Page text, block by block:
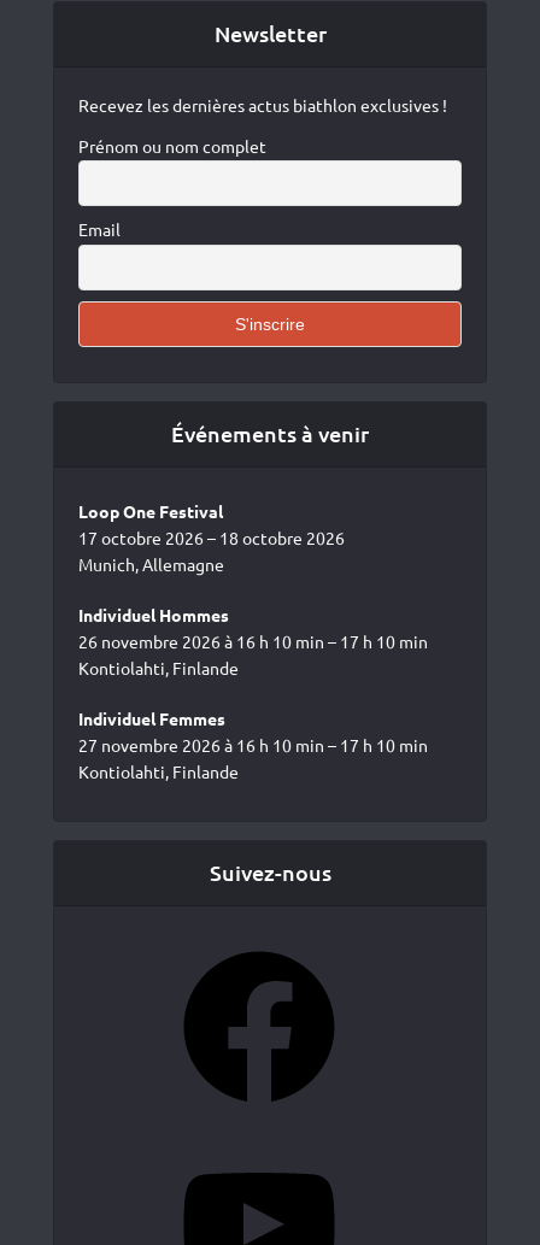
Newsletter
Recevez les dernières actus biathlon exclusives !
Prénom ou nom complet
Email
Événements à venir
Loop One Festival
17 octobre 2026 – 18 octobre 2026
Munich, Allemagne
Individuel Hommes
26 novembre 2026 à 16 h 10 min – 17 h 10 min
Kontiolahti, Finlande
Individuel Femmes
27 novembre 2026 à 16 h 10 min – 17 h 10 min
Kontiolahti, Finlande
Suivez-nous